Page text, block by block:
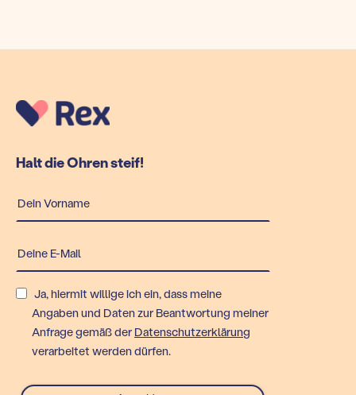
Halt die Ohren steif!
Ja, hiermit willige ich ein, dass meine
Angaben und Daten zur Beantwortung meiner
Anfrage gemäß der Datenschutzerklärung
verarbeitet werden dürfen.